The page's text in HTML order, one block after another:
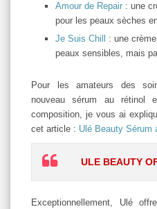
Amour de Repair : une
pour les peaux sèches
Je Suis Chill
: une
peaux sensibles, mais
Pour les amateurs des
nouveau sérum au rétinol
composition, je vous ai
cet article : Ulé Beauty Sérum
ULE BEAUTY
Exceptionnellement, Ulé offre